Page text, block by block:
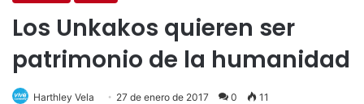
Los Unkakos quieren ser
patrimonio de la humanidad
Harthley Vela 27 de enero de 2017 0 11